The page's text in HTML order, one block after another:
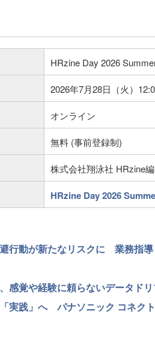
HRzine Day 2026
2026年7月28日（火）
オンライン
無料 (事前登録制)
株式会社翔泳社 HRzine
HRzine Day 2026
行動が新たなリスクに 業務指
感覚や経験に頼らないデータド
実践」へ パナソニック コネク